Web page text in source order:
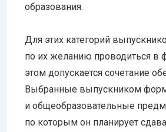
образования.
Для этих категорий
по их желанию проводиться в
этом допускается сочетание
Выбранные выпускником
и общеобразовательные
по которым он планирует